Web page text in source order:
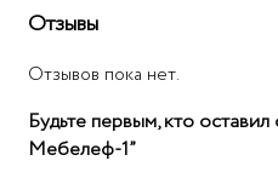
Отзывы
Отзывов пока нет.
Будьте первым, кто
Мебелеф-1”